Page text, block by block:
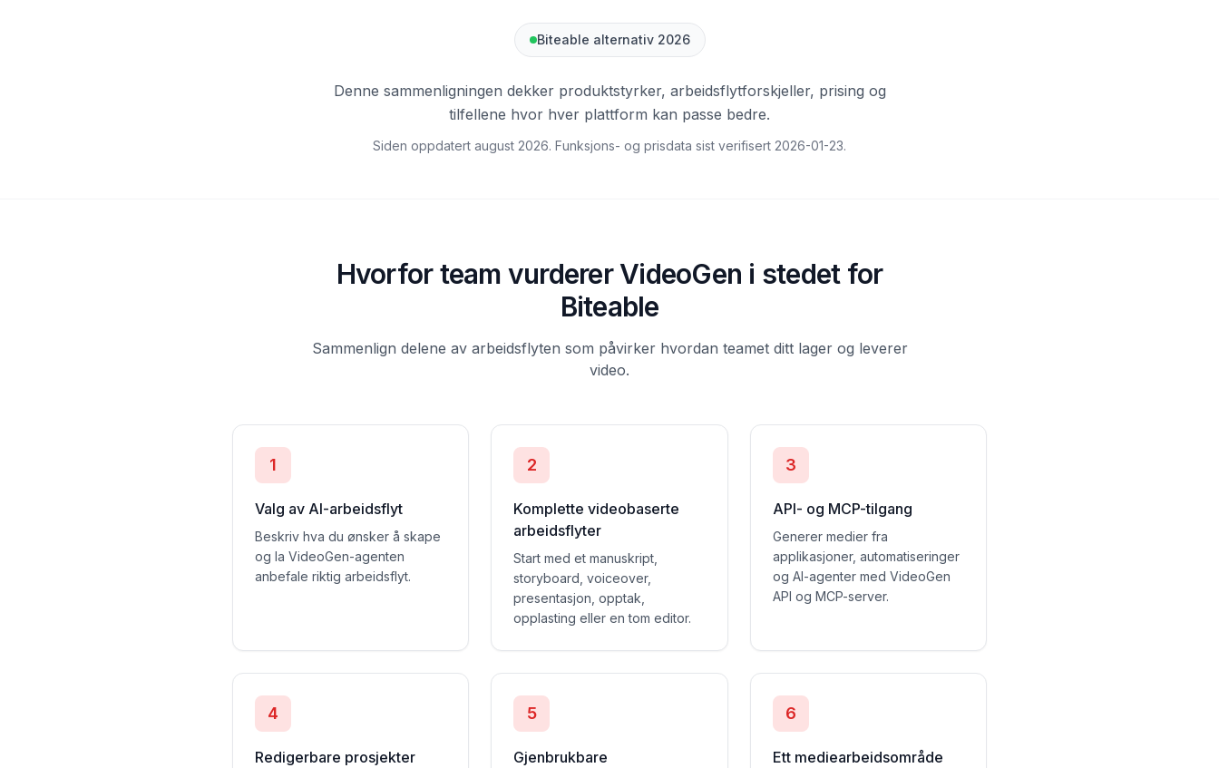
Biteable alternativ 2026
Denne sammenligningen dekker produktstyrker, arbeidsflytforskjeller, prising og
tilfellene hvor hver plattform kan passe bedre.
Siden oppdatert august 2026. Funksjons- og prisdata sist verifisert 2026-01-23.
Hvorfor team vurderer VideoGen i stedet for
Biteable
Sammenlign delene av arbeidsflyten som påvirker hvordan teamet ditt lager og leverer
video.
1
Valg av AI-arbeidsflyt
Beskriv hva du ønsker å skape
og la VideoGen-agenten
anbefale riktig arbeidsflyt.
2
Komplette videobaserte
arbeidsflyter
Start med et manuskript,
storyboard, voiceover,
presentasjon, opptak,
opplasting eller en tom editor.
3
API- og MCP-tilgang
Generer medier fra
applikasjoner, automatiseringer
og AI-agenter med VideoGen
API og MCP-server.
4
Redigerbare prosjekter
5
Gjenbrukbare
6
Ett mediearbeidsområde